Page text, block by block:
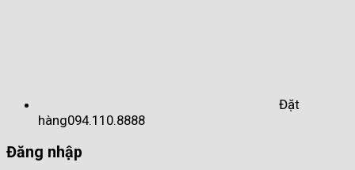
Đặt
hàng094.110.8888
Đăng nhập